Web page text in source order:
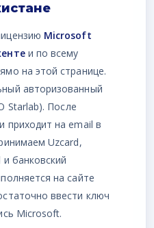
Microsoft
и по всему
на этой странице.
авторизованный
Starlab). После
приходит на email в
Uzcard,
банковский
на сайте
ввести ключ
Microsoft.